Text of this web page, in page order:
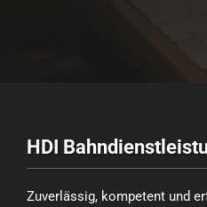
HDI
Zuverlässig, kompetent und